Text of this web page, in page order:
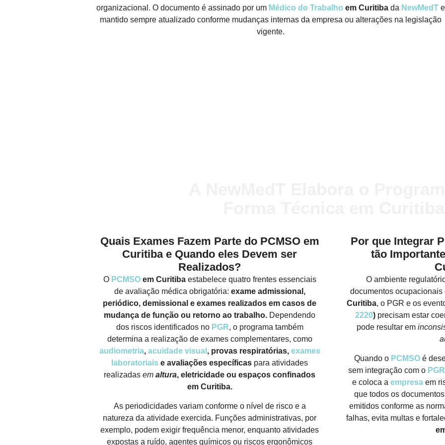
organizacional. O documento é assinado por um Médico do Trabalho em Curitibada NewMedT e
mantido sempre atualizado conforme mudanças internas da empresa ou alterações na legislação
vigente.
Quais Exames Fazem Parte do PCMSO em
Curitiba e Quando eles Devem ser
Realizados?
O PCMSOem Curitibaestabelece quatro frentes essenciais
de avaliação médica obrigatória: exame admissional,
periódico, demissional e exames realizados em casos de
mudança de função ou retorno ao trabalho. Dependendo
dos riscos identificados no PGR, o programa também
determina a realização de exames complementares, como
audiometria, acuidade visual , provas respiratórias, exames
laboratoriais e avaliações específicas para atividades
realizadas em altura, eletricidade ou espaços confinados
em Curitiba.
As periodicidades variam conforme o nível de risco e a
natureza da atividade exercida. Funções administrativas, por
exemplo, podem exigir frequência menor, enquanto atividades
expostas a ruído, agentes químicos ou riscos ergonômicos
Por que Integrar
tão
O ambiente
documentos
Curitiba, o PGR e os
2220)precisam estar
pode resultar em
Quando o PCMSO é
sem integração com o
e coloca a empresaem
que todos os
emitidos conforme as
falhas, evita multas e